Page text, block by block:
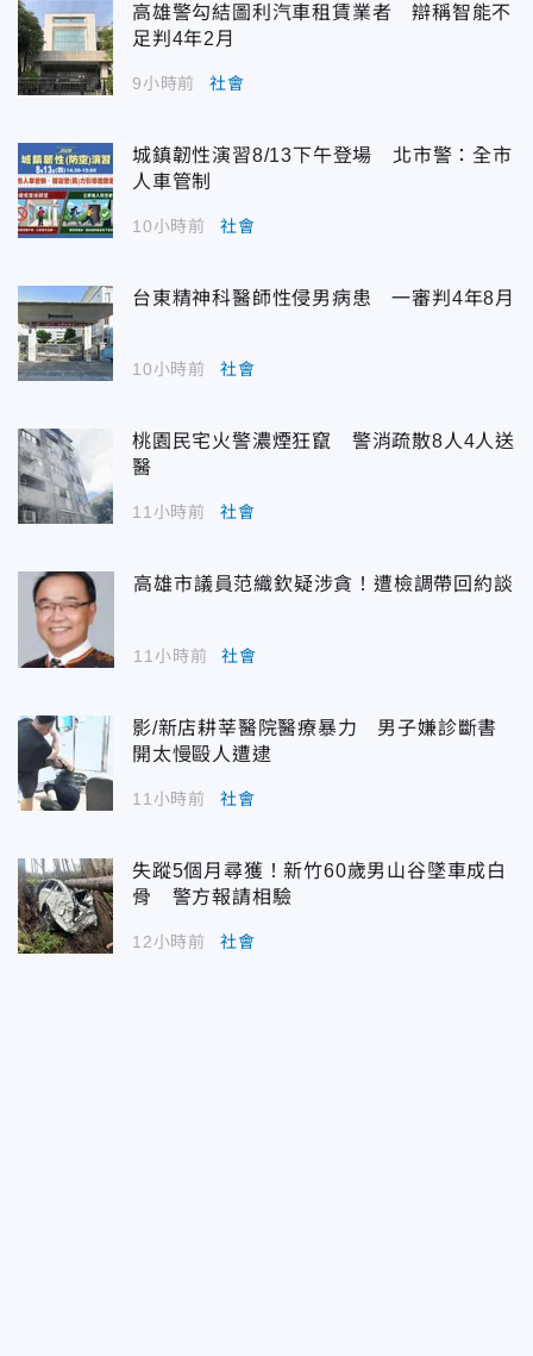
高雄警勾結圖利汽車租賃業者 辯稱智能不
足判4年2月
9小時前 社會
城鎮韌性演習8/13下午登場 北市警：全市
人車管制
10小時前 社會
台東精神科醫師性侵男病患 一審判4年8月
10小時前 社會
桃園民宅火警濃煙狂竄 警消疏散8人4人送
醫
11小時前 社會
高雄市議員范織欽疑涉貪！遭檢調帶回約談
11小時前 社會
影/新店耕莘醫院醫療暴力 男子嫌診斷書
開太慢毆人遭逮
11小時前 社會
失蹤5個月尋獲！新竹60歲男山谷墜車成白
骨 警方報請相驗
12小時前 社會